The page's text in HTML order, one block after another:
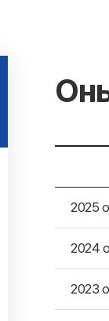
2025
2024
2023